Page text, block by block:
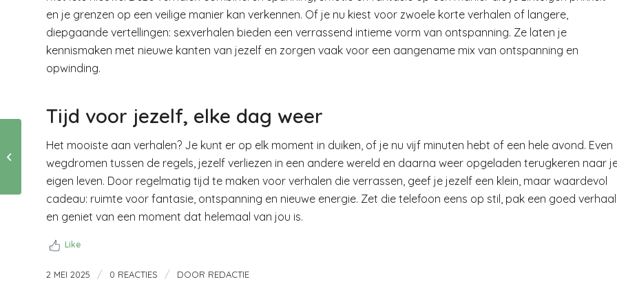
en je grenzen op een veilige manier kan verkennen. Of je nu kiest voor zwoele korte verhalen of langere,
diepgaande vertellingen: sexverhalen bieden een verrassend intieme vorm van ontspanning. Ze laten je
kennismaken met nieuwe kanten van jezelf en zorgen vaak voor een aangename mix van ontspanning en
opwinding.
Tijd voor jezelf, elke dag weer
Het mooiste aan verhalen? Je kunt er op elk moment in duiken, of je nu vijf minuten hebt of een hele avond. Even
wegdromen tussen de regels, jezelf verliezen in een andere wereld en daarna weer opgeladen terugkeren naar
eigen leven. Door regelmatig tijd te maken voor verhalen die verrassen, geef je jezelf een klein, maar waardevol
cadeau: ruimte voor fantasie, ontspanning en nieuwe energie. Zet die telefoon eens op stil, pak een goed
en geniet van een moment dat helemaal van jou is.
Like
2 MEI 2025 / 0 REACTIES / DOOR REDACTIE
Wat is de ideale
vrouwenbroek voor
de lente